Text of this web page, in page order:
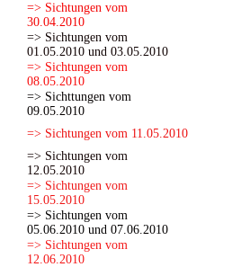
=> Sichtungen vom
30.04.2010
=> Sichtungen vom
01.05.2010 und 03.05.2010
=> Sichtungen vom
08.05.2010
=> Sichttungen vom
09.05.2010
=> Sichtungen vom 11.05.2010
=> Sichtungen vom
12.05.2010
=> Sichtungen vom
15.05.2010
=> Sichtungen vom
05.06.2010 und 07.06.2010
=> Sichtungen vom
12.06.2010